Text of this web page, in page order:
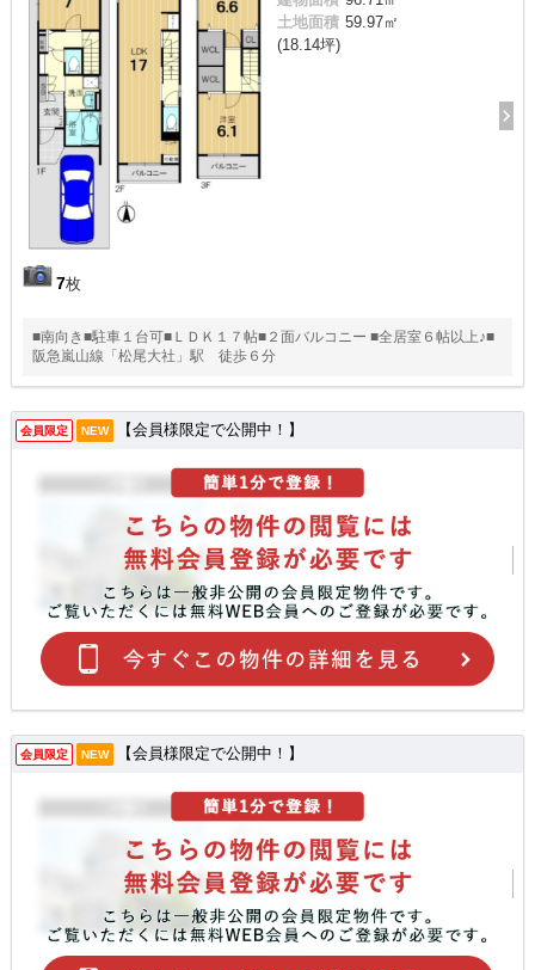
7枚
土地面積 59.97㎡
(18.14坪)
■南向き■駐車１台可■ＬＤＫ１７帖■２面バルコニー ■全居室６帖以上♪■
阪急嵐山線「松尾大社」駅 徒歩６分
会員限定 NEW 【会員様限定で公開中！】
会員限定 NEW 【会員様限定で公開中！】